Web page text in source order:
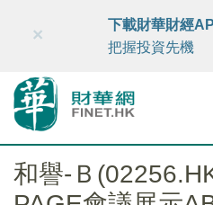
財華智庫網 FINTV
×
下載財華財經
把握投資先機
和譽-Ｂ